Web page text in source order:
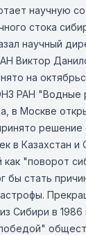
научную
стока
научный
Виктор
на
РАН "Водные
в Москве
решение
в Казахстан
"поворот
бы стать
Сибири в 1986